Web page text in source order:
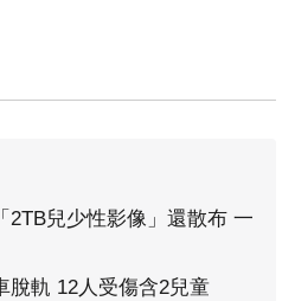
2TB兒少性影像」還散布 一
脫軌 12人受傷含2兒童